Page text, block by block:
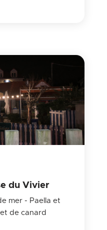
du Vivier
mer - Paella et
de canard